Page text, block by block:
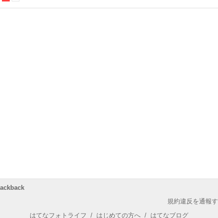
規約違反を通報
はてなフォトライフ / はじめての方へ / はてなブログ